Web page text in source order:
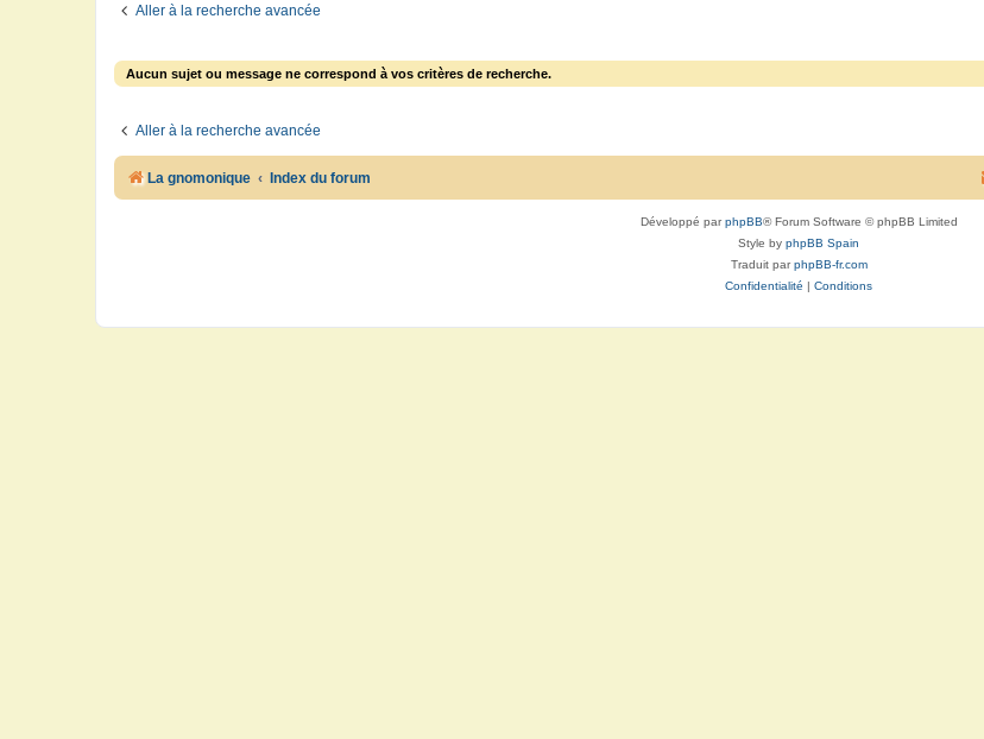
Aller à la recherche avancée
Aucun sujet ou message ne correspond à vos critères de recherche.
Aller à la recherche avancée
La gnomonique Index du forum
Développé parphpBB® Forum Software © phpBB Limited
Style by phpBB Spain
Traduit parphpBB-fr.com
Confidentialité | Conditions